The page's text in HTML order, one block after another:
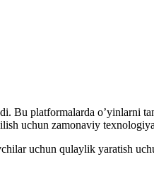
platformalarda o’yinlarni
uchun zamonaviy
uchun qulaylik yaratish